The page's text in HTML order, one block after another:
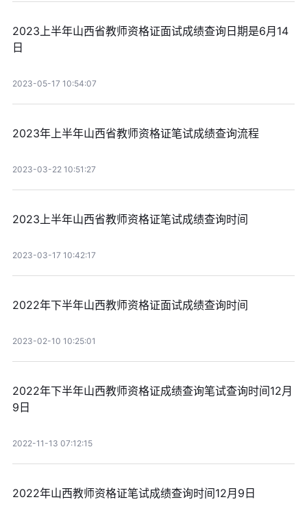
2023上半年山西省教师资格证面试成绩查询日期是6月14
日
2023-05-17 10:54:07
2023年上半年山西省教师资格证笔试成绩查询流程
2023-03-22 10:51:27
2023上半年山西省教师资格证笔试成绩查询时间
2023-03-17 10:42:17
2022年下半年山西教师资格证面试成绩查询时间
2023-02-10 10:25:01
2022年下半年山西教师资格证成绩查询笔试查询时间12月
9日
2022-11-13 07:12:15
2022年山西教师资格证笔试成绩查询时间12月9日